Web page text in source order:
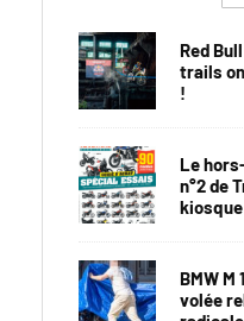
Red
trails
!
Le
n°2 de
BMW M
volée